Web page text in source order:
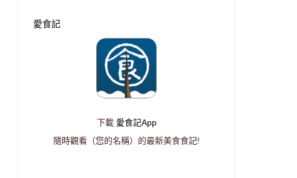
愛食記
下載 愛食記App
隨時觀看（您的名稱）的最新美食食記!